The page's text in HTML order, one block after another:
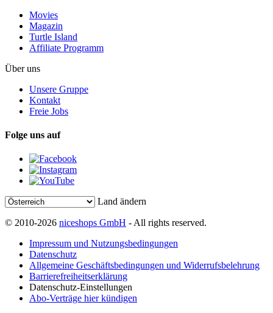
Movies
Magazin
Turtle Island
Affiliate Programm
Über uns
Unsere Gruppe
Kontakt
Freie Jobs
Folge uns auf
Land ändern
© 2010-2026 niceshops GmbH - All rights reserved.
Impressum und Nutzungsbedingungen
Datenschutz
Allgemeine Geschäftsbedingungen und Widerrufsbelehrung
Barrierefreiheitserklärung
Datenschutz-Einstellungen
Abo-Verträge hier kündigen